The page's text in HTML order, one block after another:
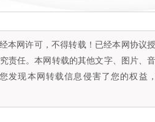
本网许可，不得转载！已经本网协议
责任。本网转载的其他文字、图片、
现本网转载信息侵害了您的权益